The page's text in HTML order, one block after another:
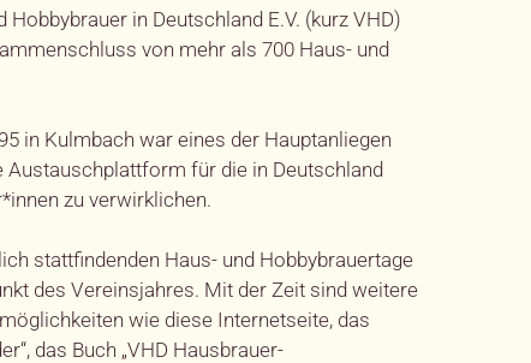
Hobbybrauer in Deutschland E.V. (kurz VHD)
von mehr als 700 Haus- und
in Kulmbach war eines der Hauptanliegen
Austauschplattform für die in Deutschland
zu verwirklichen.
stattfindenden Haus- und Hobbybrauertage
des Vereinsjahres. Mit der Zeit sind weitere
wie diese Internetseite, das
“, das Buch „VHD Hausbrauer-